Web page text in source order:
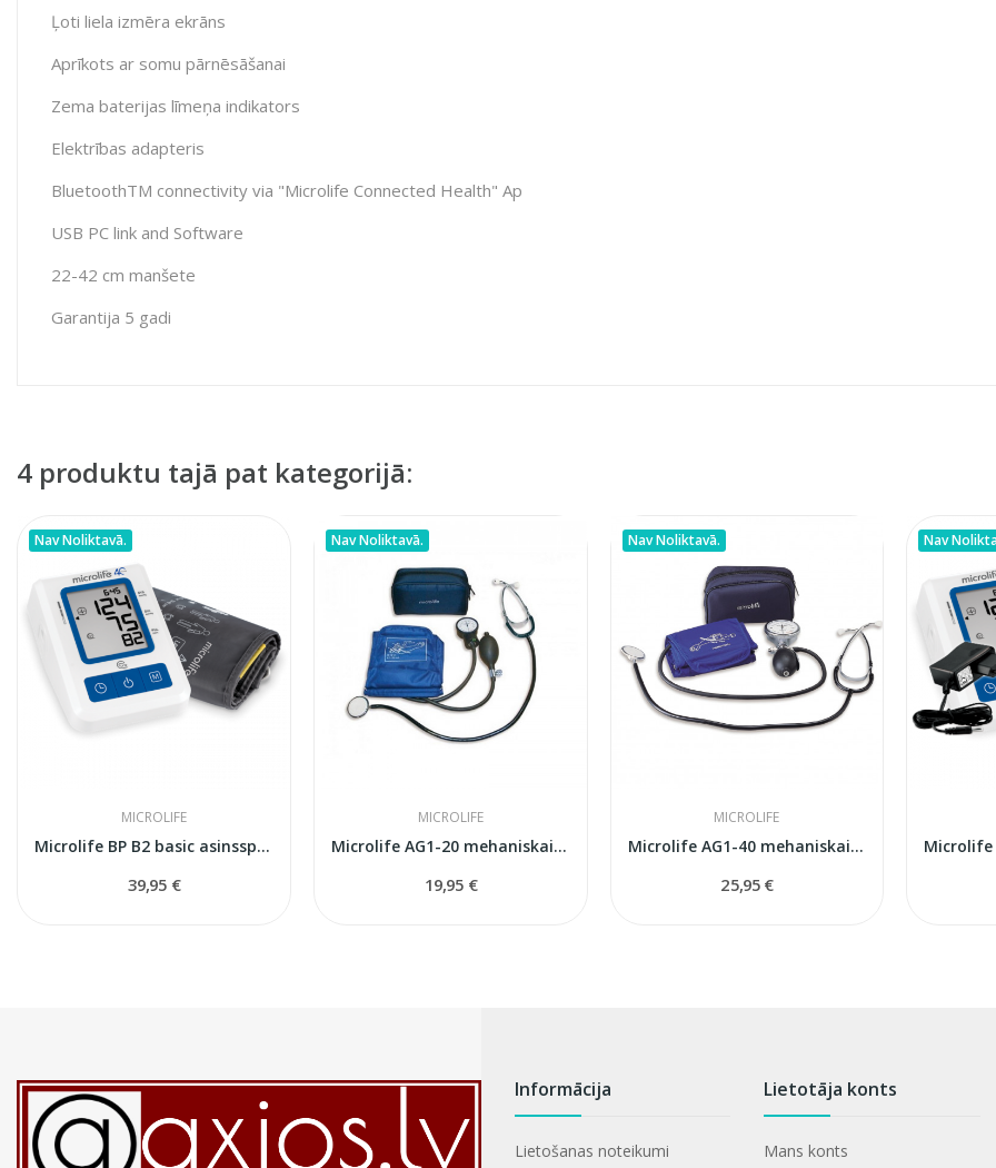
Ļoti liela izmēra ekrāns
Aprīkots ar somu pārnēsāšanai
Zema baterijas līmeņa indikators
Elektrības adapteris
BluetoothTM connectivity via "Microlife Connected Health" Ap
USB PC link and Software
22-42 cm manšete
Garantija 5 gadi
4 produktu tajā pat kategorijā:
Nav Noliktavā.
MICROLIFE
Microlife BP B2 basic asinsspiediena mērītājs
39,95 €
Nav Noliktavā.
MICROLIFE
Microlife AG1-20 mehaniskais asinsspiediena...
19,95 €
Nav Noliktavā.
MICROLIFE
Microlife AG1-40 mehaniskais asinsspiediena...
25,95 €
Nav
Informācija
Lietošanas noteikumi
Lietotāja konts
Mans konts